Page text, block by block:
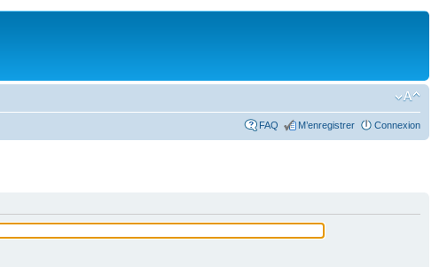
FAQ M’enregistrer Connexion